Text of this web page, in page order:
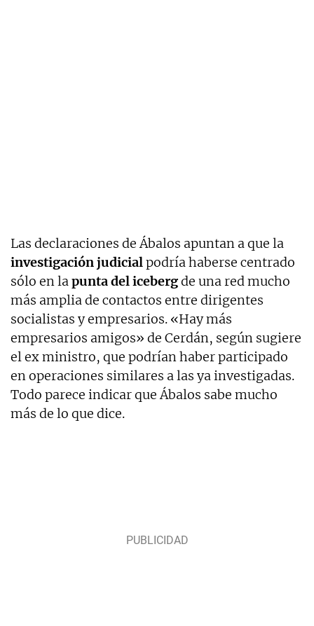
Las declaraciones de Ábalos apuntan a que la
investigación judicialpodría haberse centrado
sólo en lapunta del icebergde una red mucho
más amplia de contactos entre dirigentes
socialistas y empresarios. «Hay más
empresarios amigos» de Cerdán, según sugiere
el ex ministro, que podrían haber participado
en operaciones similares a las ya investigadas.
Todo parece indicar que Ábalos sabe mucho
más de lo que dice.